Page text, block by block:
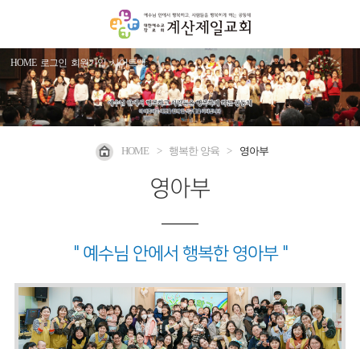
HOME 로그인 회원가입 사이트맵
HOME > 행복한 양육 > 영아부
영아부
" 예수님 안에서 행복한 영아부 "